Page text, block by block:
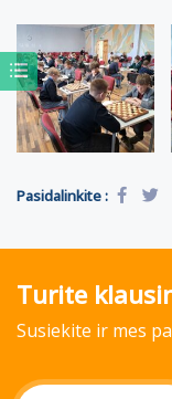
Pasidalinkite :
Turite
Susiekite ir mes